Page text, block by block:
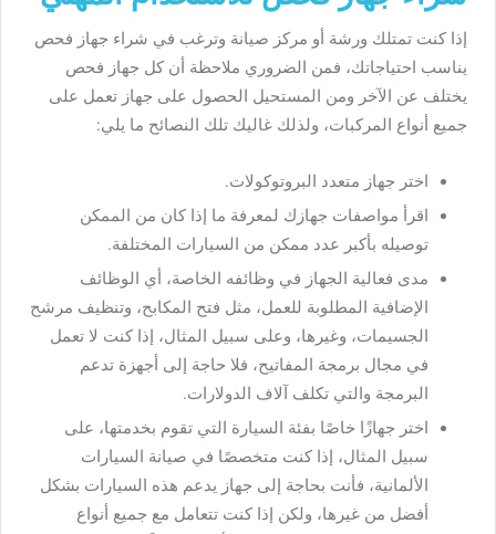
إذا كنت تمتلك ورشة أو مركز صيانة وترغب في شراء جهاز فحص
يناسب احتياجاتك، فمن الضروري ملاحظة أن كل جهاز فحص
يختلف عن الآخر ومن المستحيل الحصول على جهاز تعمل على
جميع أنواع المركبات، ولذلك غاليك تلك النصائح ما يلي:
اختر جهاز متعدد البروتوكولات.
اقرأ مواصفات جهازك لمعرفة ما إذا كان من الممكن
توصيله بأكبر عدد ممكن من السيارات المختلفة.
مدى فعالية الجهاز في وظائفه الخاصة، أي الوظائف
الإضافية المطلوبة للعمل، مثل فتح المكابح، وتنظيف مرشح
الجسيمات، وغيرها، وعلى سبيل المثال، إذا كنت لا تعمل
في مجال برمجة المفاتيح، فلا حاجة إلى أجهزة تدعم
البرمجة والتي تكلف آلاف الدولارات.
اختر جهازًا خاصًا بفئة السيارة التي تقوم بخدمتها، على
سبيل المثال، إذا كنت متخصصًا في صيانة السيارات
الألمانية، فأنت بحاجة إلى جهاز يدعم هذه السيارات بشكل
أفضل من غيرها، ولكن إذا كنت تتعامل مع جميع أنواع